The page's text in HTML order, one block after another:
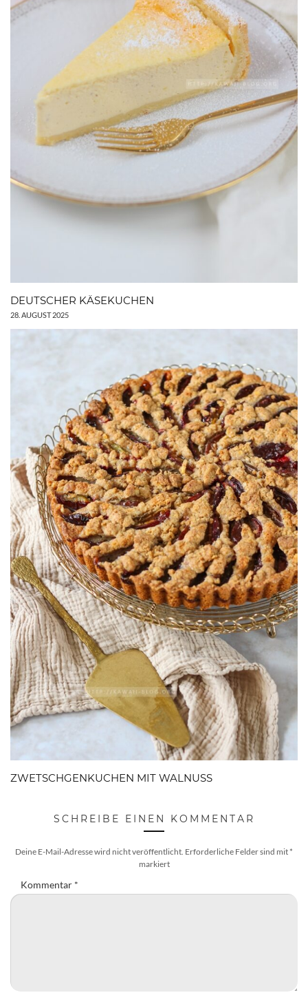
DEUTSCHER KÄSEKUCHEN
28. AUGUST 2025
ZWETSCHGENKUCHEN MIT WALNUSS
SCHREIBE EINEN KOMMENTAR
Deine E-Mail-Adresse wird nicht veröffentlicht. Erforderliche Felder sind mit *
markiert
Kommentar *